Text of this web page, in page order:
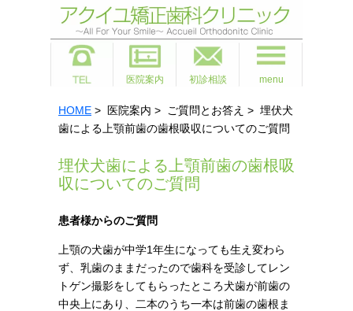
医院案内 初診相談 menu
HOME > 医院案内 > ご質問とお答え > 埋伏犬
歯による上顎前歯の歯根吸収についてのご質問
埋伏犬歯による上顎前歯の歯根吸
収についてのご質問
患者様からのご質問
上顎の犬歯が中学1年生になっても生え変わら
ず、乳歯のままだったので歯科を受診してレン
トゲン撮影をしてもらったところ犬歯が前歯の
中央上にあり、二本のうち一本は前歯の歯根ま